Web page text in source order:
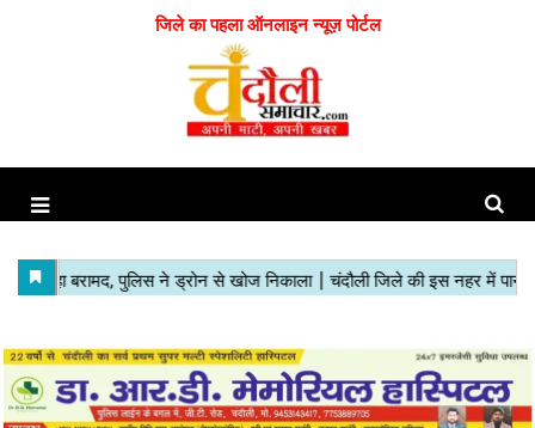
जिले का पहला ऑनलाइन न्यूज़ पोर्टल